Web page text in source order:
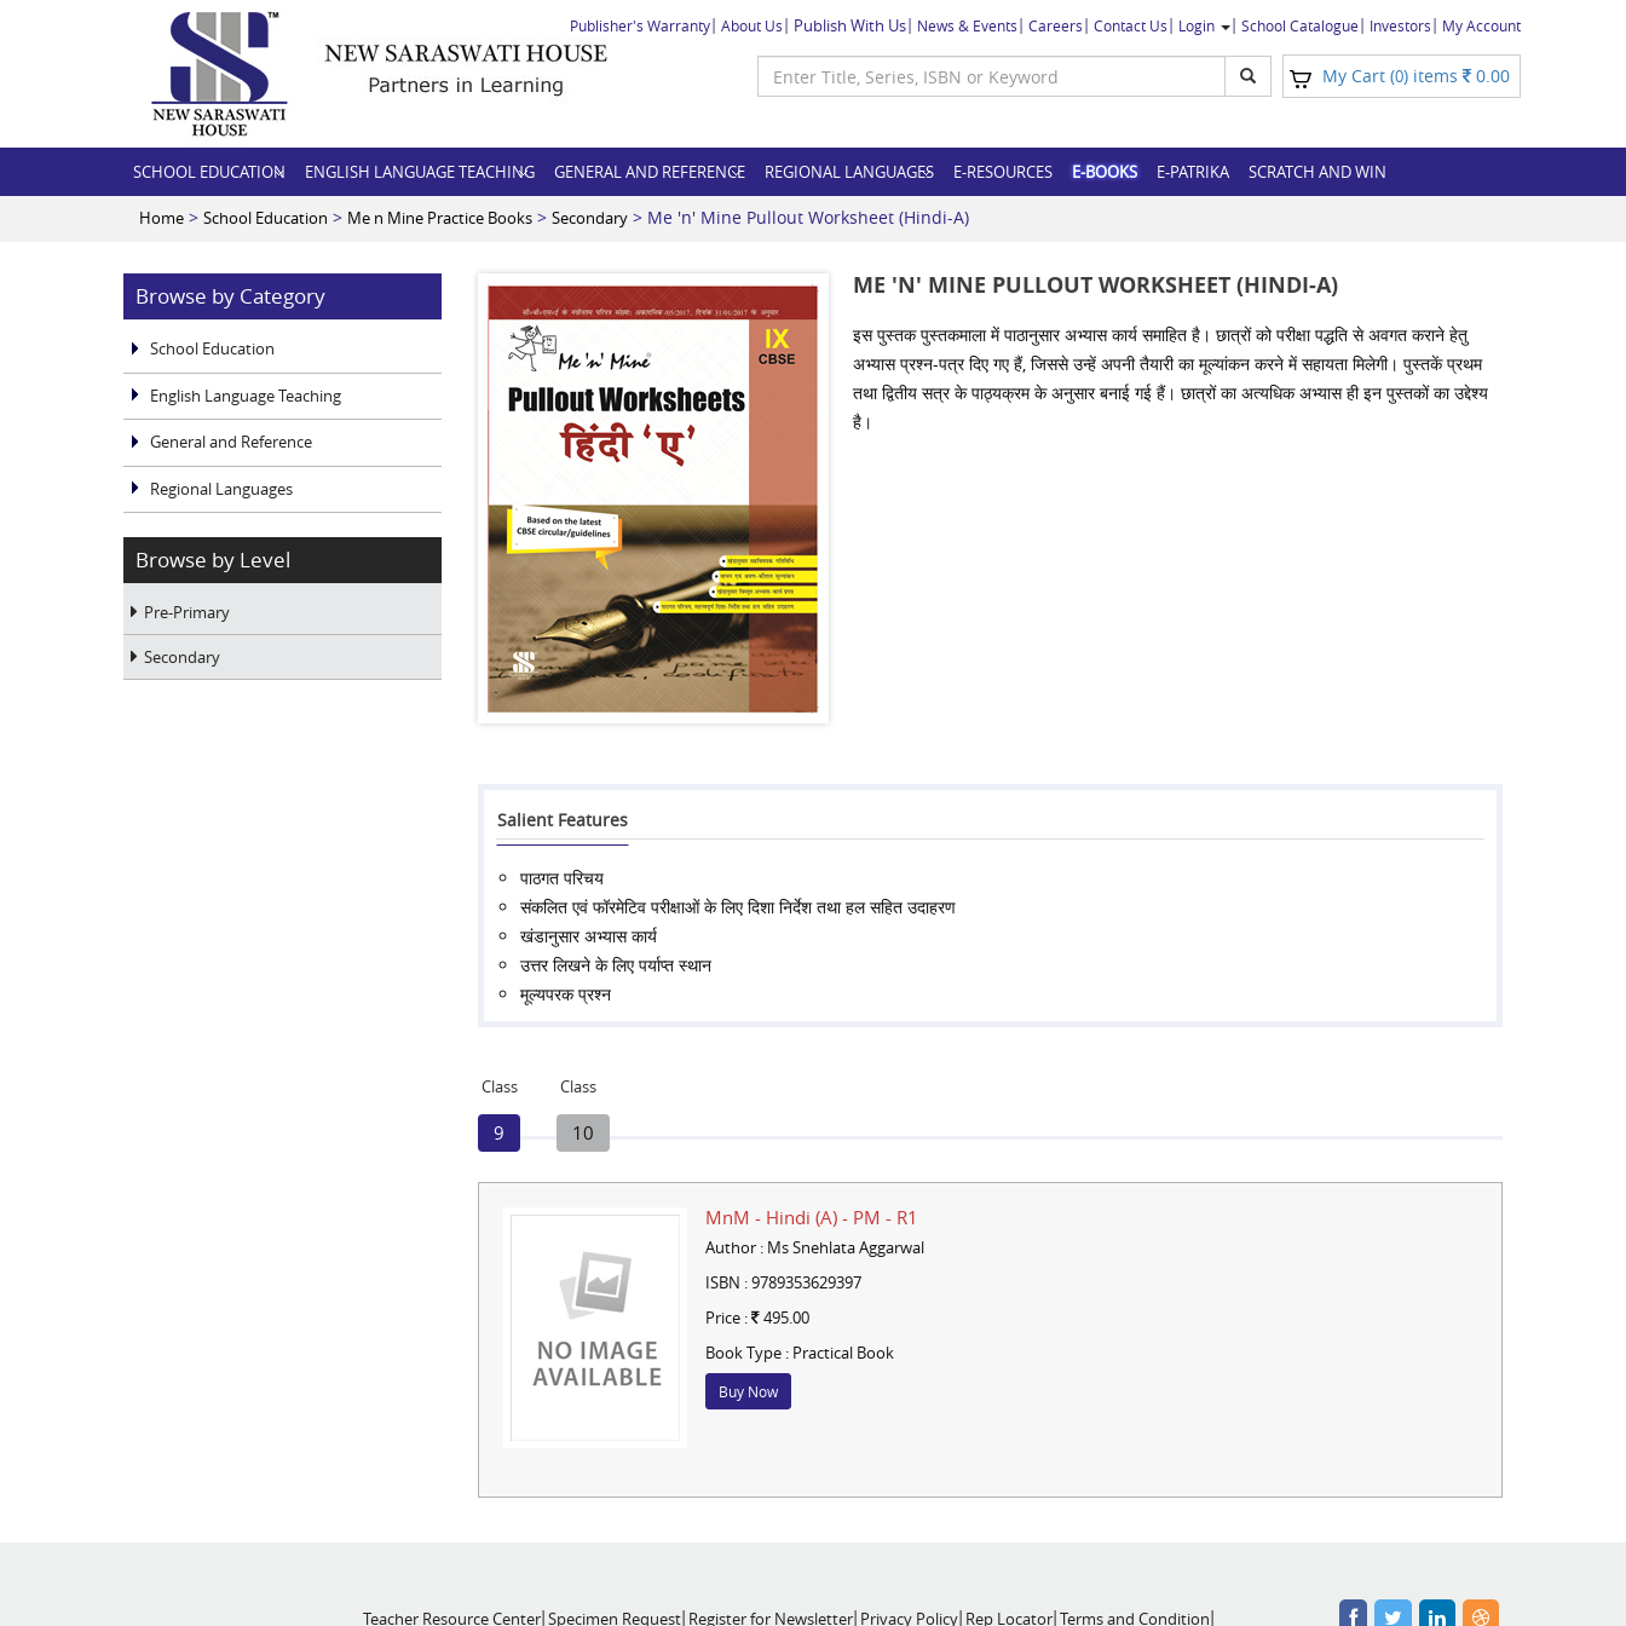
Publisher's Warranty About Us Publish With Us News & Events Careers Contact Us Login School Catalogue Investors My Account
My Cart (0) items 0.00
SCHOOL EDUCATION ENGLISH LANGUAGE TEACHING GENERAL AND REFERENCE REGIONAL LANGUAGES E-RESOURCES E-BOOKS E-PATRIKA SCRATCH AND WIN
Home > School Education > Me n Mine Practice Books > Secondary > Me 'n' Mine Pullout Worksheet (Hindi-A)
Browse by Category
School Education
English Language Teaching
General and Reference
Regional Languages
Browse by Level
Pre-Primary
Secondary
ME 'N' MINE PULLOUT WORKSHEET (HINDI-A)
इस पुस्तक पुस्तकमाला में पाठानुसार अभ्यास कार्य समाहित है। छात्रों को परीक्षा पद्धति से अवगत कराने हेतु
अभ्यास प्रश्‍न-पत्र दिए गए हैं, जिससे उन्हें अपनी तैयारी का मूल्यांकन करने में सहायता मिलेगी। पुस्तकें प्रथम
तथा द्वितीय सत्र के पाठ्यक्रम के अनुसार बनाई गई हैं। छात्रों का अत्यधिक अभ्यास ही इन पुस्तकों का उद्देश्य
है।
Salient Features
पाठगत परिचय
संकलित एवं फॉरमेटिव परीक्षाओं के लिए दिशा निर्देश तथा हल सहित उदाहरण
खंडानुसार अभ्यास कार्य
उत्तर लिखने के लिए पर्याप्त स्थान
मूल्यपरक प्रश्‍न
Class
9
Class
10
MnM - Hindi (A) - PM - R1
Author : Ms Snehlata Aggarwal
ISBN : 9789353629397
Price : 495.00
Book Type : Practical Book
Buy Now
Teacher Resource Center Specimen Request Register for Newsletter Privacy Policy Rep Locator Terms and Condition